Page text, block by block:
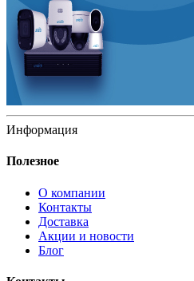
Информация
Полезное
О компании
Контакты
Доставка
Акции и новости
Блог